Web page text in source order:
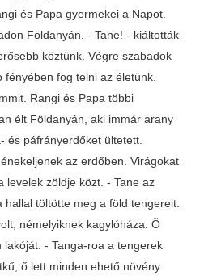
és Papa gyermekei a Napot.
Földanyán. - Tane! - kiáltották
köztünk. Végre szabadok
fog telni az életünk.
Rangi és Papa többi
élt Földanyán, aki immár arany
és páfrányerdőket ültetett.
az erdőben. Virágokat
levelek zöldje közt. - Tane az
töltötte meg a föld tengereit.
némelyiknek kagylóháza. Õ
- Tanga-roa a tengerek
ő lett minden ehető növény